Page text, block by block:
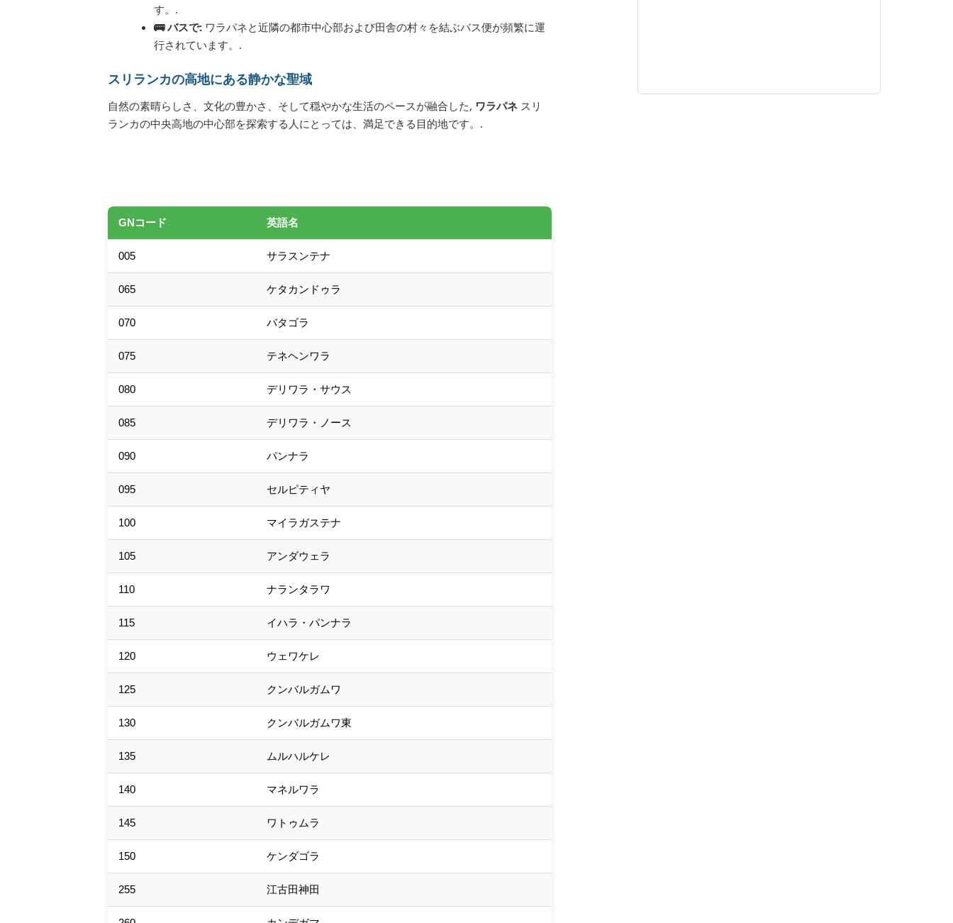
す。.
🚌 バスで: ワラパネと近隣の都市中心部および田舎の村々を結ぶバス便が頻繁に運
行されています。.
スリランカの高地にある静かな聖域
自然の素晴らしさ、文化の豊かさ、そして穏やかな生活のペースが融合した, ワラパネ スリ
ランカの中央高地の中心部を探索する人にとっては、満足できる目的地です。.
GNコード 英語名
005 サラスンテナ
065 ケタカンドゥラ
070 バタゴラ
075 テネヘンワラ
080 デリワラ・サウス
085 デリワラ・ノース
090 パンナラ
095 セルピティヤ
100 マイラガステナ
105 アンダウェラ
110 ナランタラワ
115 イハラ・パンナラ
120 ウェワケレ
125 クンバルガムワ
130 クンバルガムワ東
135 ムルハルケレ
140 マネルワラ
145 ワトゥムラ
150 ケンダゴラ
255 江古田神田